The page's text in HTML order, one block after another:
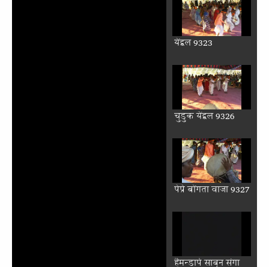
येंद्वल 9323
चुडुक येंद्वल 9326
पेप्रे बोंगता वाजा 9327
हैमन्डार्प साबुन संगा